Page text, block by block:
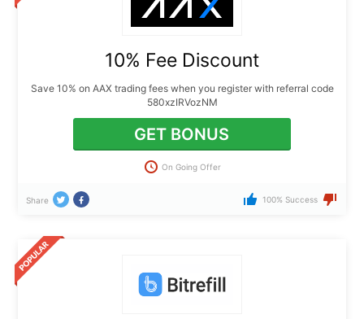
10% Fee Discount
Save 10% on AAX trading fees when you register with referral code
580xzIRVozNM
GET BONUS
On Going Offer
Share 100% Success